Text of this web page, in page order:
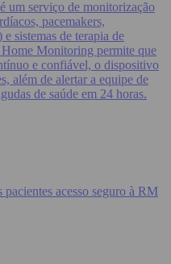
serviço de monitorização
pacemakers,
sistemas de terapia de
Monitoring permite que
e confiável, o dispositivo
além de alertar a equipe de
de saúde em 24 horas.
acesso seguro à RM